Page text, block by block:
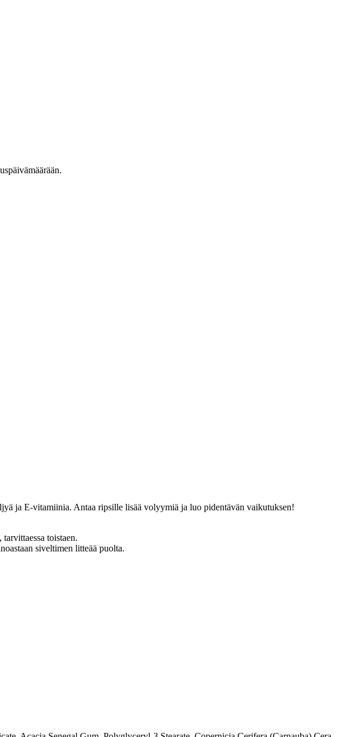
ja E-vitamiinia. Antaa ripsille lisää volyymiä ja luo pidentävän vaikutuksen!
toistaen.
siveltimen litteää puolta.